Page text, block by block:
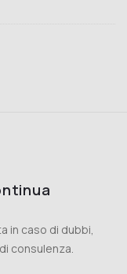
in caso di dubbi,
consulenza.